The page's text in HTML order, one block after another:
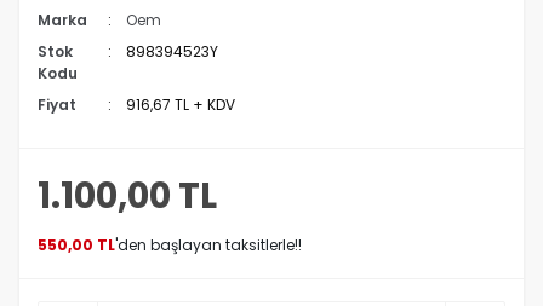
Marka
Oem
Stok
Kodu
898394523Y
Fiyat 916,67 TL + KDV
1.100,00 TL
550,00 TL'den başlayan taksitlerle!!